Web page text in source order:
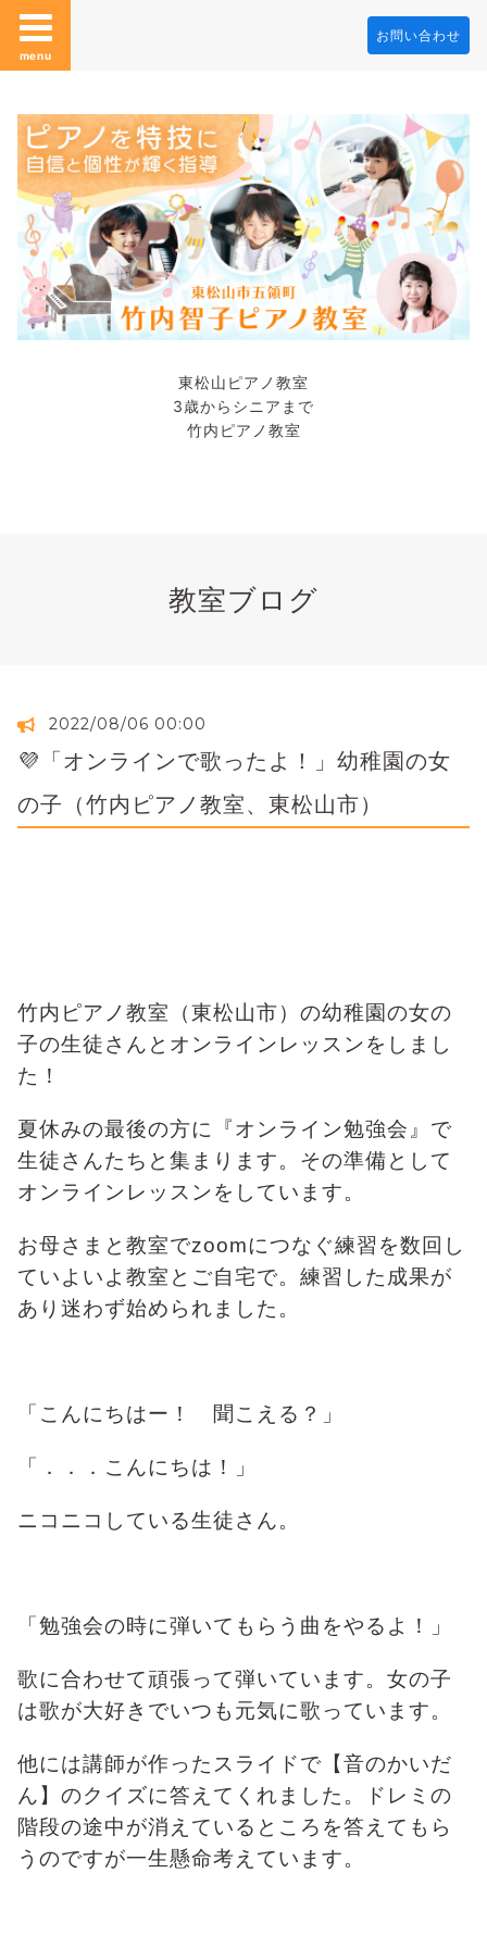
menu
お問い合わせ
東松山ピアノ教室
3歳からシニアまで
竹内ピアノ教室
教室ブログ
2022/08/06 00:00
💜「オンラインで歌ったよ！」幼稚園の女
の子（竹内ピアノ教室、東松山市）
竹内ピアノ教室（東松山市）の幼稚園の女の
子の生徒さんとオンラインレッスンをしまし
た！
夏休みの最後の方に『オンライン勉強会』で
生徒さんたちと集まります。その準備として
オンラインレッスンをしています。
お母さまと教室でzoomにつなぐ練習を数回し
ていよいよ教室とご自宅で。練習した成果が
あり迷わず始められました。
「こんにちはー！ 聞こえる？」
「．．．こんにちは！」
ニコニコしている生徒さん。
「勉強会の時に弾いてもらう曲をやるよ！」
歌に合わせて頑張って弾いています。女の子
は歌が大好きでいつも元気に歌っています。
他には講師が作ったスライドで【音のかいだ
ん】のクイズに答えてくれました。ドレミの
階段の途中が消えているところを答えてもら
うのですが一生懸命考えています。